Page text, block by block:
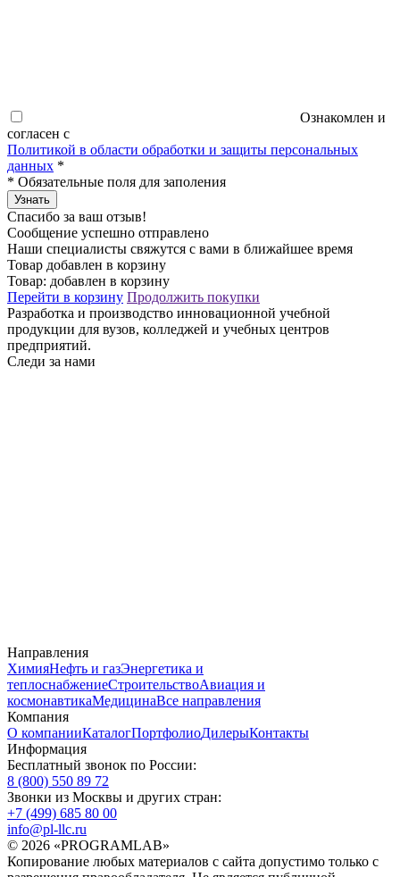
Ознакомлен и
согласен с
Политикой в области обработки и защиты персональных
данных *
* Обязательные поля для заполения
Узнать
Спасибо за ваш отзыв!
Сообщение успешно отправлено
Наши специалисты свяжутся с вами в ближайшее время
Товар добавлен в корзину
Товар: добавлен в корзину
Перейти в корзину Продолжить покупки
Разработка и производство инновационной учебной
продукции для вузов, колледжей и учебных центров
предприятий.
Следи за нами
Направления
ХимияНефть и газЭнергетика и
теплоснабжениеСтроительствоАвиация и
космонавтикаМедицинаВсе направления
Компания
О компанииКаталогПортфолиоДилерыКонтакты
Информация
Бесплатный звонок по России:
8 (800) 550 89 72
Звонки из Москвы и других стран:
+7 (499) 685 80 00
info@pl-llc.ru
© 2026 «PROGRAMLAB»
Копирование любых материалов с сайта допустимо только с